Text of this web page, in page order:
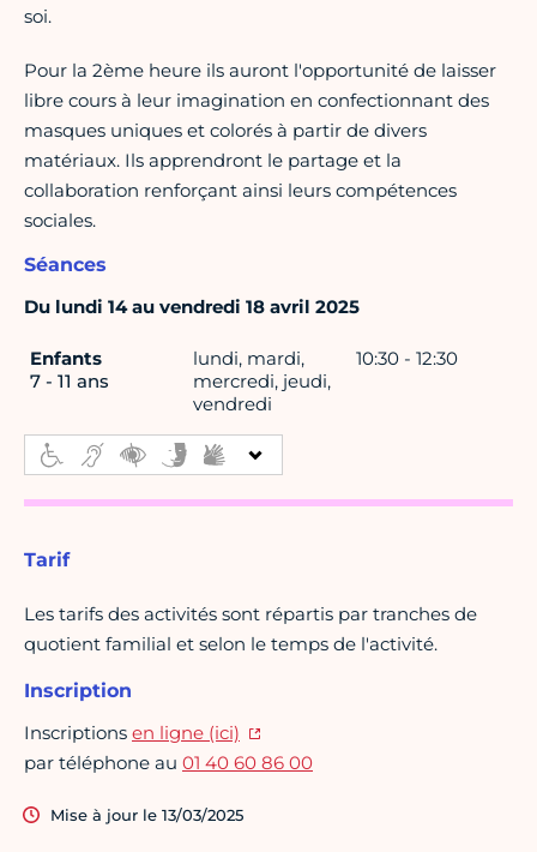
soi.
Pour la 2ème heure ils auront l'opportunité de laisser
libre cours à leur imagination en confectionnant des
masques uniques et colorés à partir de divers
matériaux. Ils apprendront le partage et la
collaboration renforçant ainsi leurs compétences
sociales.
Séances
Du lundi 14 au vendredi 18 avril 2025
Enfants
7 - 11 ans
lundi, mardi,
mercredi, jeudi,
vendredi
10:30 - 12:30
Tarif
Les tarifs des activités sont répartis par tranches de
quotient familial et selon le temps de l'activité.
Inscription
Inscriptions en ligne (ici)
par téléphone au 01 40 60 86 00
Mise à jour le 13/03/2025